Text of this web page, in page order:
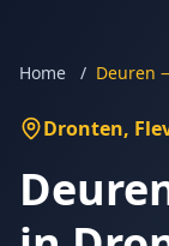
Home / Deuren
Dronten,